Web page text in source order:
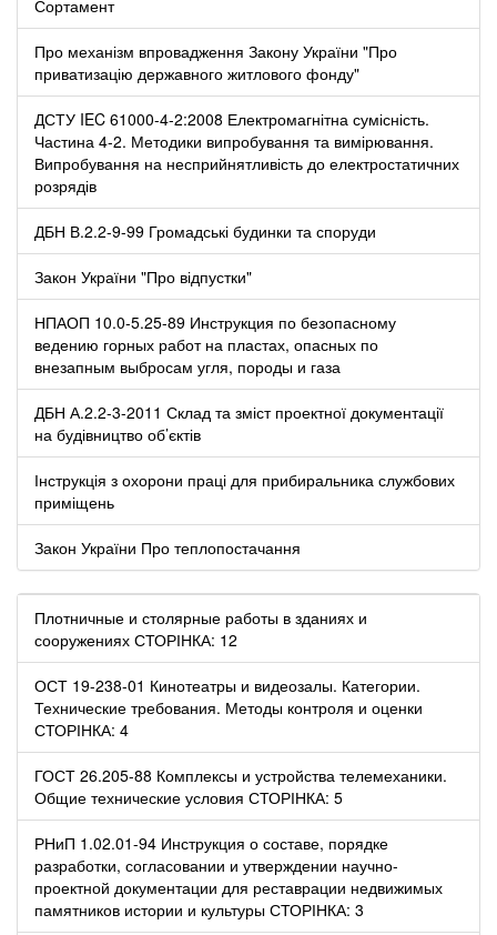
Сортамент
Про механізм впровадження Закону України "Про
приватизацію державного житлового фонду"
ДСТУ IEC 61000-4-2:2008 Електромагнітна сумісність.
Частина 4-2. Методики випробування та вимірювання.
Випробування на несприйнятливість до електростатичних
розрядів
ДБН В.2.2-9-99 Громадські будинки та споруди
Закон України "Про відпустки"
НПАОП 10.0-5.25-89 Инструкция по безопасному
ведению горных работ на пластах, опасных по
внезапным выбросам угля, породы и газа
ДБН А.2.2-3-2011 Склад та зміст проектної документації
на будівництво об’єктів
Інструкція з охорони праці для прибиральника службових
приміщень
Закон України Про теплопостачання
Плотничные и столярные работы в зданиях и
сооружениях СТОРІНКА: 12
ОСТ 19-238-01 Кинотеатры и видеозалы. Категории.
Технические требования. Методы контроля и оценки
СТОРІНКА: 4
ГОСТ 26.205-88 Комплексы и устройства телемеханики.
Общие технические условия СТОРІНКА: 5
РНиП 1.02.01-94 Инструкция о составе, порядке
разработки, согласовании и утверждении научно-
проектной документации для реставрации недвижимых
памятников истории и культуры СТОРІНКА: 3